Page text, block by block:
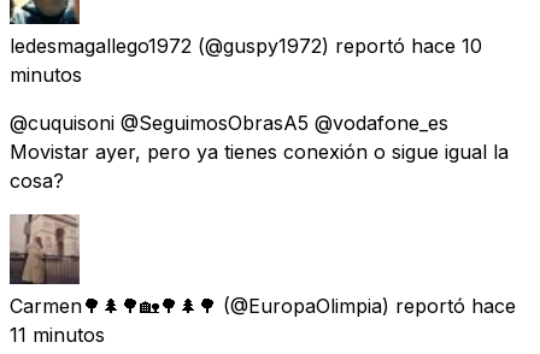
ledesmagallego1972 (@guspy1972) reportó hace 10
minutos
@cuquisoni @SeguimosObrasA5 @vodafone_es
Movistar ayer, pero ya tienes conexión o sigue igual la
cosa?
Carmen🌳🌲🌳🏡🌳🌲🌳 (@EuropaOlimpia) reportó hace
11 minutos